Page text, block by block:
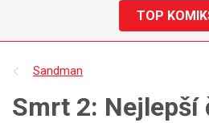
TOP
Sandman
Smrt 2: Nejlepší